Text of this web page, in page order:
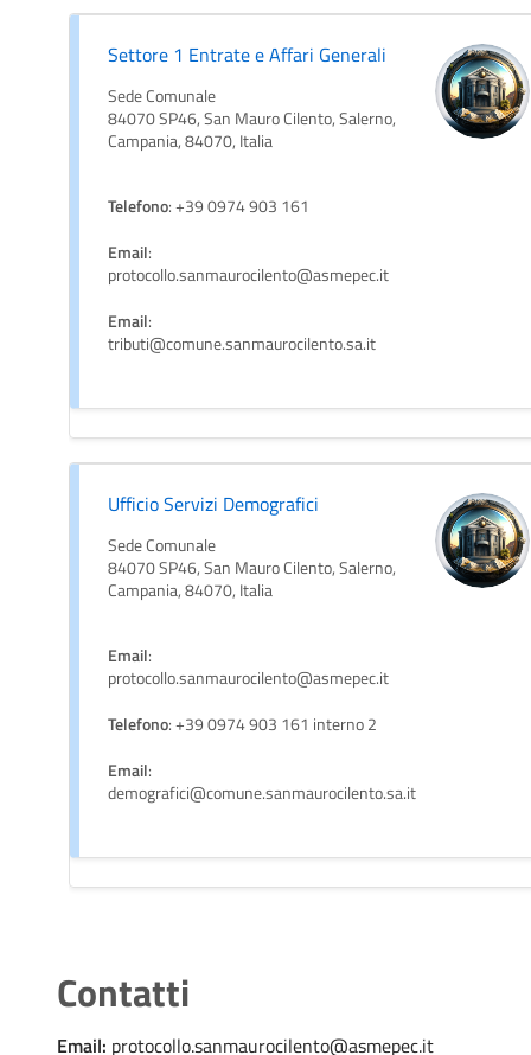
Settore 1 Entrate e Affari Generali
Sede Comunale
84070 SP46, San Mauro Cilento, Salerno,
Campania, 84070, Italia
Telefono: +39 0974 903 161
Email:
protocollo.sanmaurocilento@asmepec.it
Email:
tributi@comune.sanmaurocilento.sa.it
Ufficio Servizi Demografici
Sede Comunale
84070 SP46, San Mauro Cilento, Salerno,
Campania, 84070, Italia
Email:
protocollo.sanmaurocilento@asmepec.it
Telefono: +39 0974 903 161 interno 2
Email:
demografici@comune.sanmaurocilento.sa.it
Contatti
Email: protocollo.sanmaurocilento@asmepec.it